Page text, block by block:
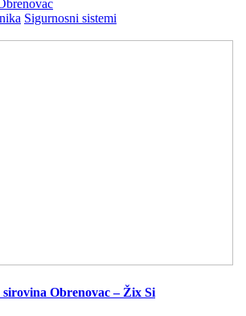
Sigurnosni sistemi
Obrenovac – Žix Si